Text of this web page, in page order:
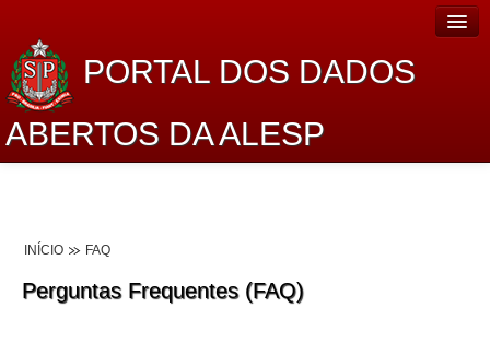
PORTAL DOS DADOS
ABERTOS DA ALESP
Lei de Acesso à Informação
INÍCIO FAQ
Perguntas Frequentes (FAQ)